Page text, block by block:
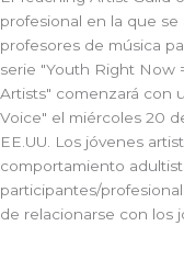
profesional en la que
profesores de música
serie "Youth Right Now
Artists" comenzará con
Voice" el miércoles 20
EE.UU. Los jóvenes
comportamiento
participantes/
de relacionarse con los